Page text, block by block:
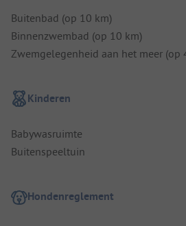
Buitenbad (op 10 km)
Binnenzwembad (op 10 km)
Zwemgelegenheid aan het meer (op
Kinderen
Babywasruimte
Buitenspeeltuin
Hondenreglement